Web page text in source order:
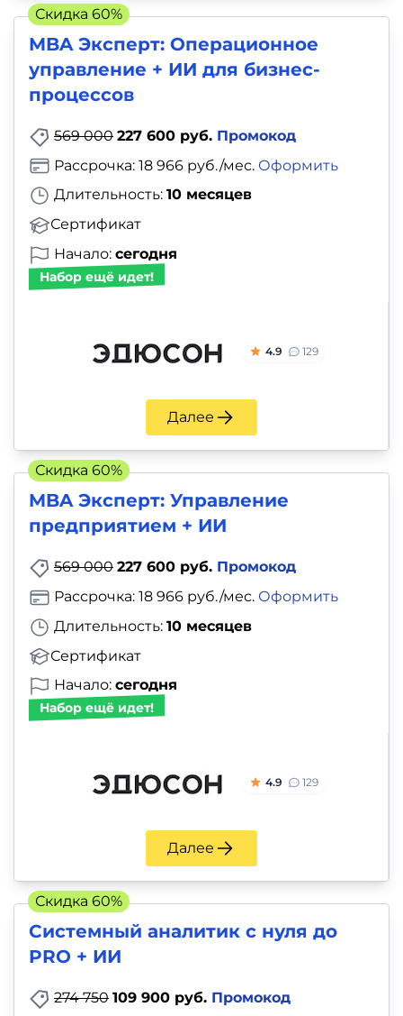
MBA Эксперт: Операционное
управление + ИИ для бизнес-
процессов
569 000 227 600 руб. Промокод
Длительность: 10 месяцев
Сертификат
Рассрочка: 18 966 руб./мес. Оформить
Начало: сегодня
Набор ещё идет!
4.9 129
Далее
Скидка 60%
MBA Эксперт: Управление
предприятием + ИИ
569 000 227 600 руб. Промокод
Длительность: 10 месяцев
Сертификат
Рассрочка: 18 966 руб./мес. Оформить
Начало: сегодня
Набор ещё идет!
4.9 129
Далее
Скидка 60%
Системный аналитик с нуля до
PRO + ИИ
274 750 109 900 руб. Промокод
Скидка 60%